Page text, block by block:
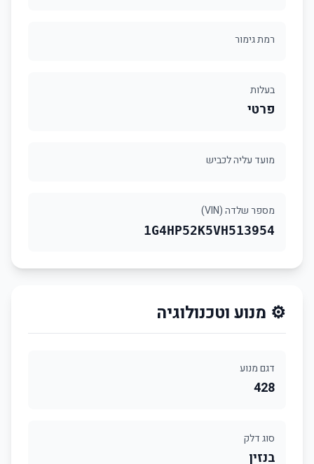
רמת גימור
בעלות
פרטי
מועד עליה לכביש
מספר שלדה (VIN)
1G4HP52K5VH513954
⚙️ מנוע וטכנולוגיה
דגם מנוע
428
סוג דלק
בנזין